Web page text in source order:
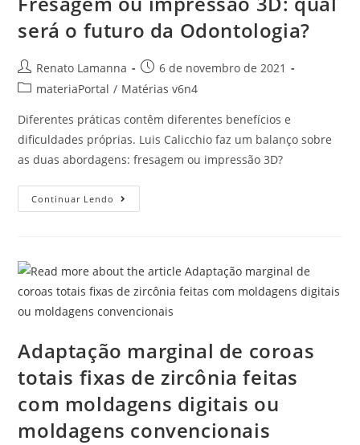
será o futuro da Odontologia?
Renato Lamanna
6 de novembro de 2021
materiaPortal / Matérias v6n4
Diferentes práticas contêm diferentes benefícios e
dificuldades próprias. Luis Calicchio faz um balanço sobre
as duas abordagens: fresagem ou impressão 3D?
Continuar Lendo
Adaptação marginal de coroas
totais fixas de zircônia feitas
com moldagens digitais ou
moldagens convencionais